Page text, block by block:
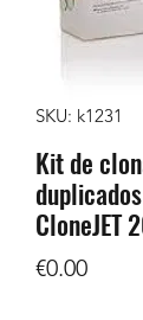
SKU: k1231
Kit de
CloneJET
€0.00Price